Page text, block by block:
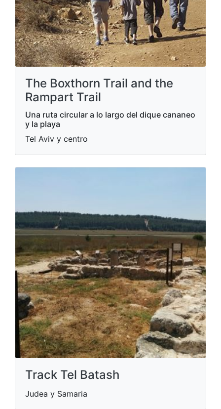
The Boxthorn Trail and the
Rampart Trail
Una ruta circular a lo largo del dique cananeo
y la playa
Tel Aviv y centro
Track Tel Batash
Judea y Samaria